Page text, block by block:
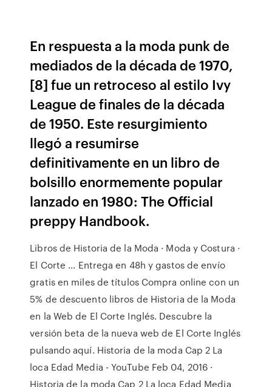
En respuesta a la moda punk de
mediados de la década de 1970,
[8] fue un retroceso al estilo Ivy
League de finales de la década
de 1950. Este resurgimiento
llegó a resumirse
definitivamente en un libro de
bolsillo enormemente popular
lanzado en 1980: The Official
preppy Handbook.
Libros de Historia de la Moda · Moda y Costura ·
El Corte ... Entrega en 48h y gastos de envío
gratis en miles de títulos Compra online con un
5% de descuento libros de Historia de la Moda
en la Web de El Corte Inglés. Descubre la
versión beta de la nueva web de El Corte Inglés
pulsando aquí. Historia de la moda Cap 2 La
loca Edad Media - YouTube Feb 04, 2016 ·
Historia de la moda Cap 2 La loca Edad Media